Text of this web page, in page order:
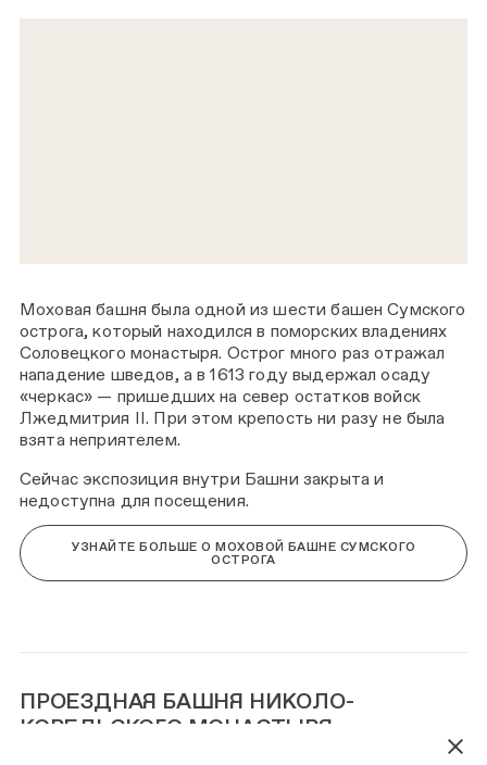
Моховая башня была одной из шести башен Сумского
острога, который находился в поморских владениях
Соловецкого монастыря. Острог много раз отражал
нападение шведов, а в 1613 году выдержал осаду
«черкас» — пришедших на север остатков войск
Лжедмитрия II. При этом крепость ни разу не была
взята неприятелем.
Сейчас экспозиция внутри Башни закрыта и
недоступна для посещения.
УЗНАЙТЕ БОЛЬШЕ О МОХОВОЙ БАШНЕ СУМСКОГО
ОСТРОГА
ПРОЕЗДНАЯ БАШНЯ НИКОЛО-
КОРЕЛЬСКОГО МОНАСТЫРЯ